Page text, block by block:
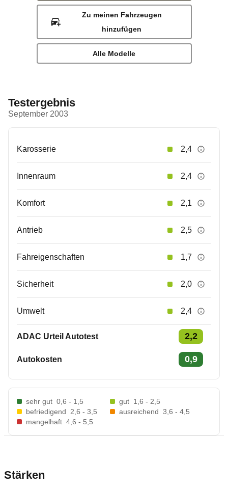
Zu meinen Fahrzeugen
hinzufügen
Alle Modelle
Testergebnis
September 2003
Karosserie 2,4
Innenraum 2,4
Komfort 2,1
Antrieb 2,5
Fahreigenschaften 1,7
Sicherheit 2,0
Umwelt 2,4
ADAC Urteil Autotest 2,2
Autokosten 0,9
sehr gut 0,6 - 1,5 gut 1,6 - 2,5
befriedigend
2,6 - 3,5 ausreichend 3,6 - 4,5
mangelhaft 4,6 - 5,5
Stärken